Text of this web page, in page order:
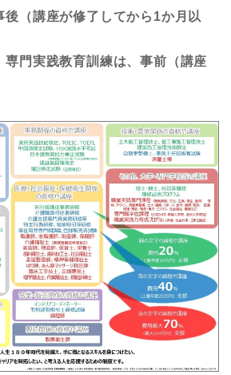
後（講座が修了してから1か月以
専門実践教育訓練は、事前（講座